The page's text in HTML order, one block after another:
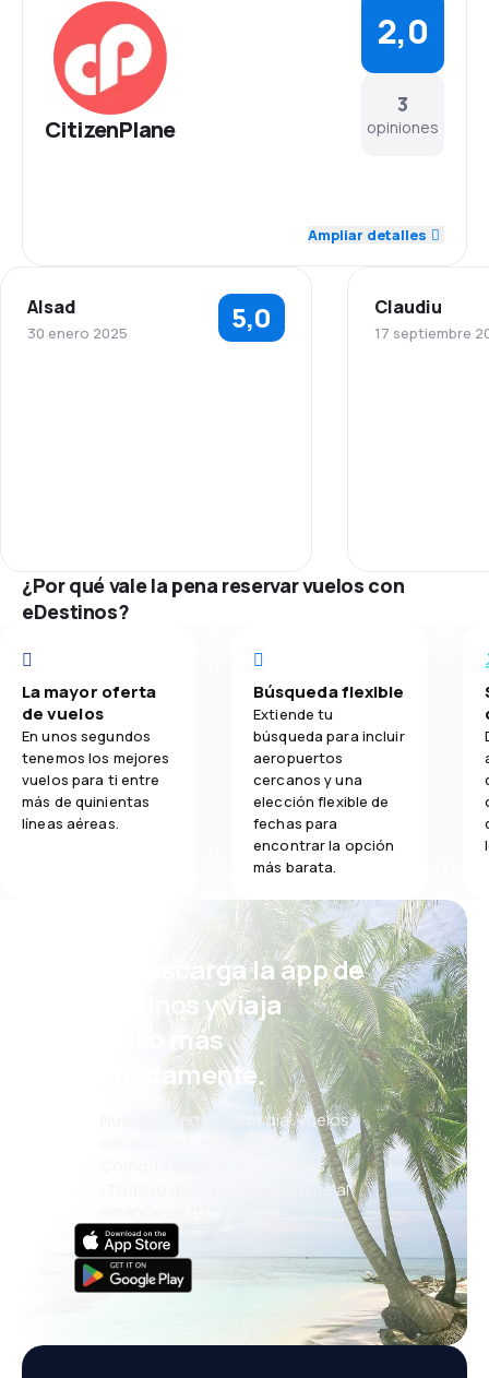
CitizenPlane
3
opiniones
2,0
Red de conexiones 1,0
Ampliar detalles
Alsad
30 enero 2025 5,0 Claudiu
17 septiembre
Transporte
¿Por qué vale la pena reservar vuelos con
eDestinos?
La mayor oferta
de vuelos
En unos segundos
tenemos los mejores
vuelos para ti entre
más de quinientas
líneas aéreas.
Búsqueda flexible
Extiende tu
búsqueda para incluir
aeropuertos
cercanos y una
elección flexible de
fechas para
encontrar la opción
más barata.
¡Eh! Descarga la app de
eDestinos y viaja
incluso más
cómodamente.
Nuevas ofertas cada día: vuelos,
vacaciones, escapadas
Cómoda gestión de reservas
¡Todo lo que importa, siempre al